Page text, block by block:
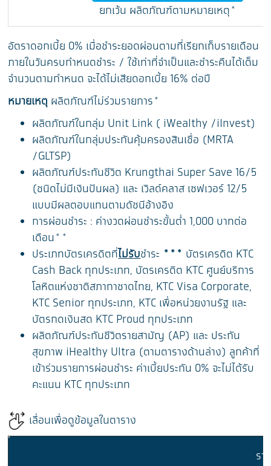
ยกเว้น ผลิตภัณฑ์ตามหมายเหตุ*
อัตราดอกเบี้ย 0% เมื่อชำระยอดผ่อนตามที่เรียกเก็บรายเดือน
ภายในวันครบกำหนดชำระ / ใช้เท่าที่จำเป็นและชำระคืนได้เต็ม
จำนวนตามกำหนด จะได้ไม่เสียดอกเบี้ย 16% ต่อปี
หมายเหตุ ผลิตภัณฑ์ไม่ร่วมรายการ*
ผลิตภัณฑ์ในกลุ่ม Unit Link ( iWealthy /iInvest)
ผลิตภัณฑ์ในกลุ่มประกันคุ้มครองสินเชื่อ (MRTA
/GLTSP)
ผลิตภัณฑ์ประกันชีวิต Krungthai Super Save 16/5
(ชนิดไม่มีเงินปันผล) และ เวิลด์คลาส เซฟเวอร์ 12/5
แบบมีผลตอบแทนตามดัชนีอ้างอิง
การผ่อนชำระ : ค่างวดผ่อนชำระขั้นต่ำ 1,000 บาทต่อ
เดือน**
ประเภทบัตรเครดิตที่ไม่รับชำระ *** บัตรเครดิต KTC
Cash Back ทุกประเภท, บัตรเครดิต KTC ศูนย์บริการ
โลหิตแห่งชาติสภากาชาดไทย, KTC Visa Corporate,
KTC Senior ทุกประเภท, KTC เพื่อหน่วยงานรัฐ และ
บัตรกดเงินสด KTC Proud ทุกประเภท
ผลิตภัณฑ์ประกันชีวิตรายสามัญ (AP) และ ประกัน
สุขภาพ iHealthy Ultra (ตามตารางด้านล่าง) ลูกค้าที่
เข้าร่วมรายการผ่อนชำระ ค่าเบี้ยประกัน 0% จะไม่ได้รับ
คะแนน KTC ทุกประเภท
เลื่อนเพื่อดูข้อมูลในตาราง
รา